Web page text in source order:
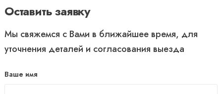
Оставить заявку
Мы свяжемся с Вами в ближайшее время, для
уточнения деталей и согласования выезда
Ваше имя